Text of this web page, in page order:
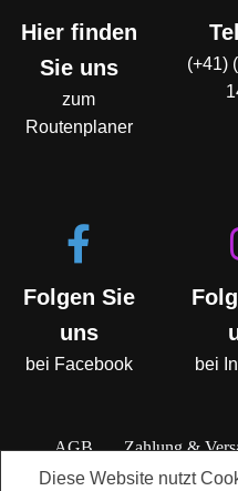
Hier finden
Sie uns
zum
Routenplaner
(+41)
Folgen Sie
uns
bei Facebook bei
AGB Zahlung &
Diese Website nutzt